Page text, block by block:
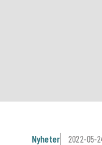
Nyheter 2022-05-